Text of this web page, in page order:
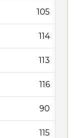
105
114
113
116
90
115